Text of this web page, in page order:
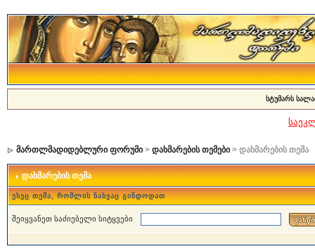
სტუმარს
მართლმადიდებლური ფორუმი> დახმარების თემები> დახმარების თემა
დახმარების თემა
ესეც თემა, რომლის ნახვაც გინდოდათ
შეიყვანეთ საძიებელი სიტყვები